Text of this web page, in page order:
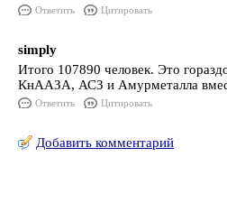
Ответить Цитировать
simply
Итого 107890 человек. Это
КнААЗА, АСЗ и Амурметалла
Ответить Цитировать
Добавить комментарий